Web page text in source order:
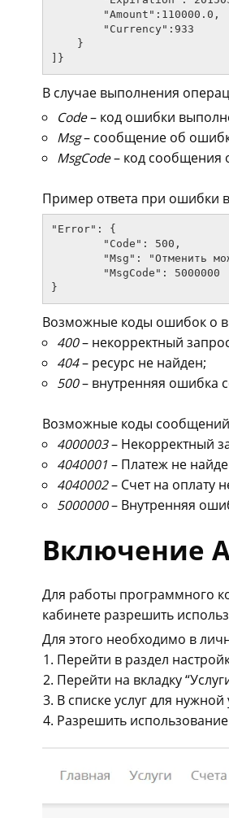
        "Amount":110000.0,
        "Currency":933
    }
В случае выполнения
Code– код ошибки
Msg– сообщение об
MsgCode– код сообщения
Пример ответа при ошибки
"Error": {
Возможные коды ошибок о
400– некорректный
404– ресурс не найден;
500– внутренняя ошибка
Возможные коды
4000003– Некорректный
4040001 – Платеж не
4040002– Счет на оплату
5000000– Внутренняя
Включение
Для работы программного
кабинете разрешить
Для этого необходимо в
Перейти в раздел
Перейти на вкладку
В списке услуг для
Разрешить использование